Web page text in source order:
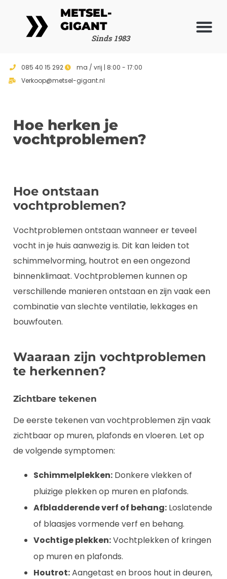
METSEL-
GIGANT
Sinds 1983
085 40 15 292
ma / vrij | 8:00 - 17:00
Verkoop@metsel-gigant.nl
Hoe herken je
vochtproblemen?
Hoe ontstaan
vochtproblemen?
Vochtproblemen ontstaan wanneer er teveel
vocht in je huis aanwezig is. Dit kan leiden tot
schimmelvorming, houtrot en een ongezond
binnenklimaat. Vochtproblemen kunnen op
verschillende manieren ontstaan en zijn vaak een
combinatie van slechte ventilatie, lekkages en
bouwfouten.
Waaraan zijn vochtproblemen
te herkennen?
Zichtbare tekenen
De eerste tekenen van vochtproblemen zijn vaak
zichtbaar op muren, plafonds en vloeren. Let op
de volgende symptomen:
Schimmelplekken: Donkere vlekken of
pluizige plekken op muren en plafonds.
Afbladderende verf of behang: Loslatende
of blaasjes vormende verf en behang.
Vochtige plekken:Vochtplekken of kringen
op muren en plafonds.
Houtrot:Aangetast en broos hout in deuren,